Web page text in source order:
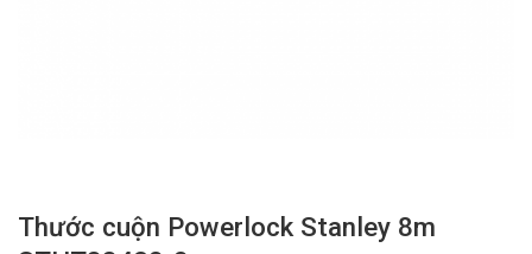
Thước cuộn Powerlock Stanley 8m